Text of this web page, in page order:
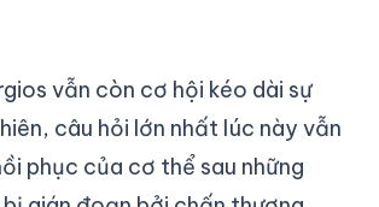
vẫn còn cơ hội kéo dài sự
câu hỏi lớn nhất lúc này vẫn
phục của cơ thể sau những